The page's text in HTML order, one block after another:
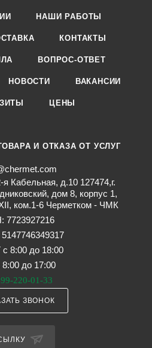
НАШИ РАБОТЫ
КОНТАКТЫ
ВОПРОС-ОТВЕТ
НОВОСТИ ВАКАНСИИ
ЦЕНЫ
И ОТКАЗА ОТ УСЛУГ
я Кабельная, д.10 127474,г.
дом 8, корпус 1,
ком.1-6 Черметком - ЧМК
7723927216
8:00 до 18:00
до 17:00
220-01-33
ЗВОНОК